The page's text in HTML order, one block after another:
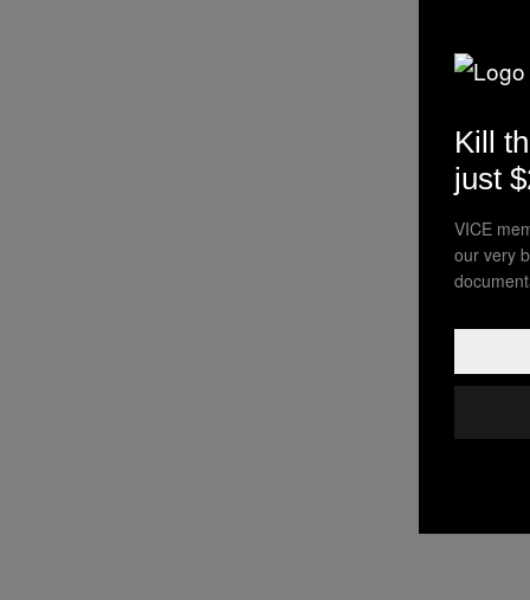
Kill
just
VICE
our very